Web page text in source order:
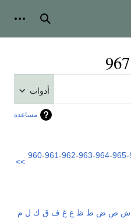
بحث
أدوات
مساعدة
960-961-962-963-964-965-
>>
ش ص ض ط ظ ع غ ف ق ك ل م